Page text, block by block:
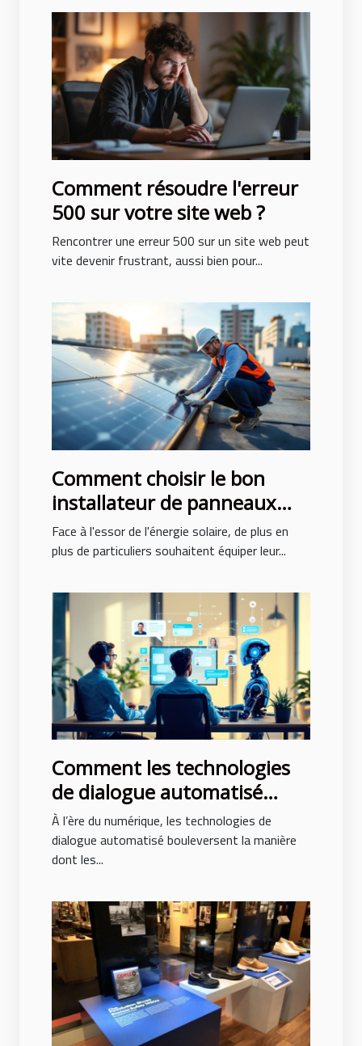
Comment résoudre l'erreur
500 sur votre site web ?
Rencontrer une erreur 500 sur un site web peut
vite devenir frustrant, aussi bien pour...
Comment choisir le bon
installateur de panneaux
solaires ?
Face à l'essor de l'énergie solaire, de plus en
plus de particuliers souhaitent équiper leur...
Comment les technologies
de dialogue automatisé
transforment-elles
l'interaction en ligne ?
À l’ère du numérique, les technologies de
dialogue automatisé bouleversent la manière
dont les...